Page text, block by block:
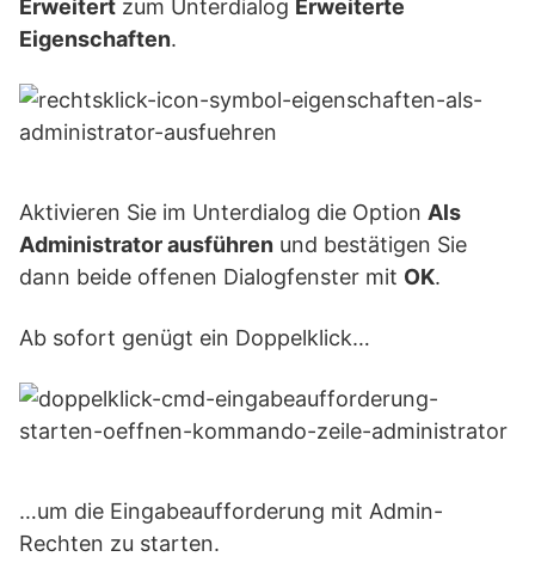
Erweitert zum Unterdialog Erweiterte
Eigenschaften.
Aktivieren Sie im Unterdialog die Option Als
Administrator ausführen und bestätigen Sie
dann beide offenen Dialogfenster mit OK.
Ab sofort genügt ein Doppelklick…
…um die Eingabeaufforderung mit Admin-
Rechten zu starten.